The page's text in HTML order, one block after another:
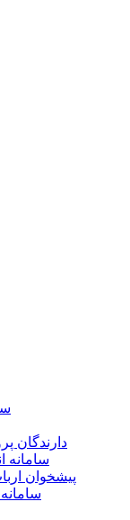
دارندگان
سامانه
پیشخوان